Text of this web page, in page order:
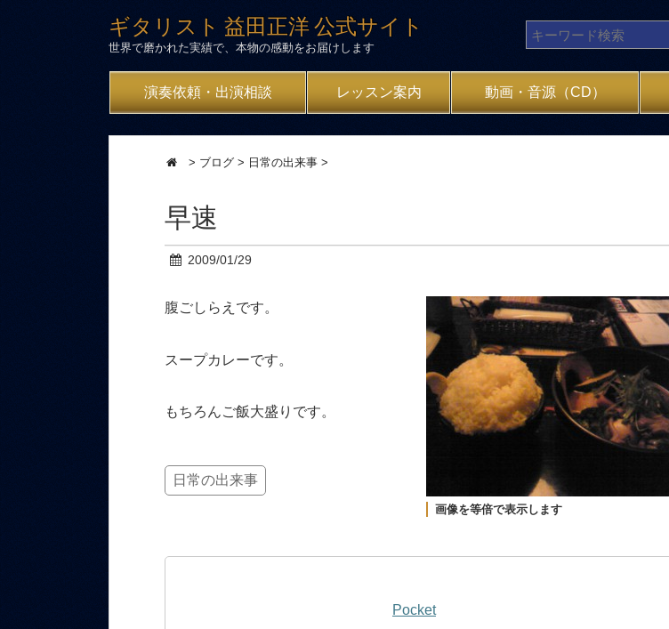
ギタリスト 益田正洋 公式サイト
世界で磨かれた実績で、本物の感動をお届けします
演奏依頼・出演相談 レッスン案内 動画・音源（CD）
> ブログ > 日常の出来事 >
早速
2009/01/29
画像を等倍で表示します
腹ごしらえです。
スープカレーです。
もちろんご飯大盛りです。
日常の出来事
Pocket